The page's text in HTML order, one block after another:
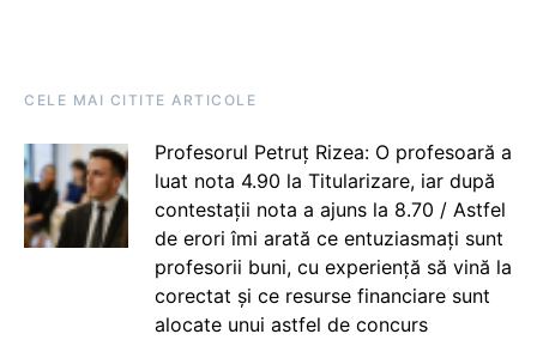
CELE MAI CITITE ARTICOLE
Profesorul Petruț Rizea: O profesoară a
luat nota 4.90 la Titularizare, iar după
contestații nota a ajuns la 8.70 / Astfel
de erori îmi arată ce entuziasmați sunt
profesorii buni, cu experiență să vină la
corectat și ce resurse financiare sunt
alocate unui astfel de concurs